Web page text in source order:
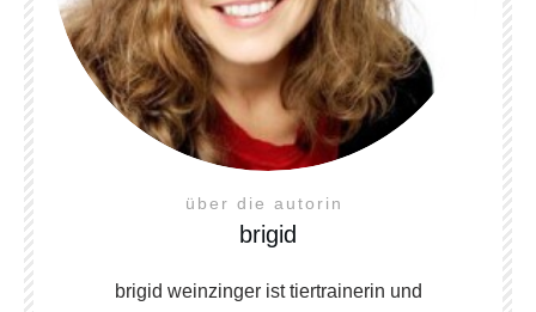
über die autorin
brigid
brigid weinzinger ist tiertrainerin und